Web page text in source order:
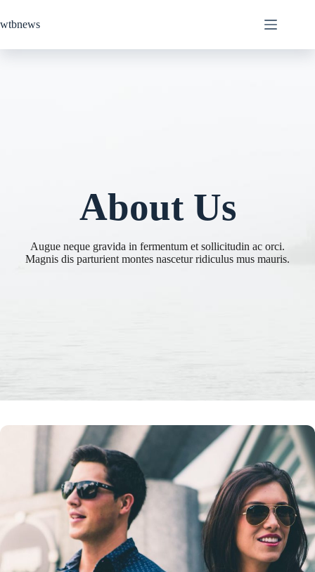
content
wtbnews
About Us
Augue neque gravida in fermentum et sollicitudin ac orci.
Magnis dis parturient montes nascetur ridiculus mus mauris.